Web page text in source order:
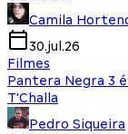
Camila
30.jul.26
Filmes
Pantera Negra 3
T'Challa
Pedro Siqueira